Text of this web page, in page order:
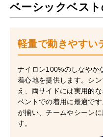
ベーシックベス
軽量で動きやすい
ナイロン100%のしなやか
着心地を提供します。シ
え、両サイドには実用的
ベントでの着用に最適で
が揃い、チームやシーン
す。